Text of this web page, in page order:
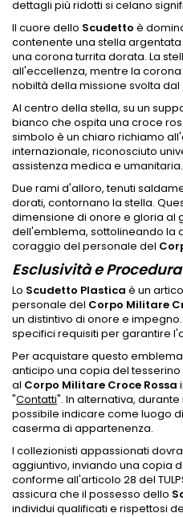
dettagli più ridotti si celano
Il cuore dello Scudetto è
contenente una stella
una corona turrita dorata. La
all'eccellenza, mentre la
nobiltà della missione svolta dal
Al centro della stella, su un
bianco che ospita una croce
simbolo è un chiaro richiamo
internazionale, riconosciuto
assistenza medica e umanitaria.
Due rami d'alloro, tenuti
dorati, contornano la stella.
dimensione di onore e gloria al
dell'emblema, sottolineando la
coraggio del personale del
Esclusività e
Lo Scudetto Plastica è un
personale del Corpo Militare
un distintivo di onore e
specifici requisiti per garantire
Per acquistare questo
anticipo una copia del
al Corpo Militare Croce Rossa
"Contatti". In alternativa,
possibile indicare come luogo
caserma di appartenenza.
I collezionisti appassionati
aggiuntivo, inviando una copia
conforme all'articolo 28 del
assicura che il possesso dello
individui qualificati e rispettosi